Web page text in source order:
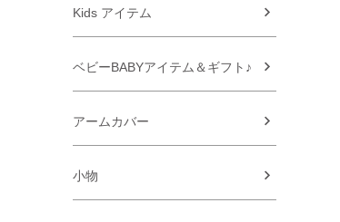
Kids アイテム
ベビーBABYアイテム＆ギフト♪
アームカバー
小物